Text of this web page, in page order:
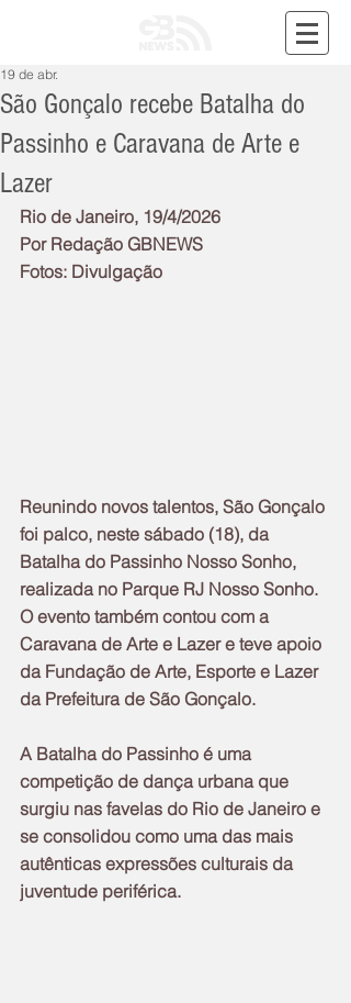
São Gonçalo recebe Batalha do
Passinho e Caravana de Arte e
Lazer
19 de abr.
Rio de Janeiro, 19/4/2026
Por Redação GBNEWS
Fotos: Divulgação
Reunindo novos talentos, São Gonçalo
foi palco, neste sábado (18), da
Batalha do Passinho Nosso Sonho,
realizada no Parque RJ Nosso Sonho.
O evento também contou com a
Caravana de Arte e Lazer e teve apoio
da Fundação de Arte, Esporte e Lazer
da Prefeitura de São Gonçalo.
A Batalha do Passinho é uma
competição de dança urbana que
surgiu nas favelas do Rio de Janeiro e
se consolidou como uma das mais
autênticas expressões culturais da
juventude periférica.